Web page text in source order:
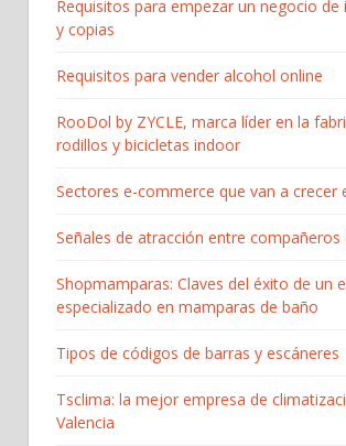
Requisitos para empezar un negocio de
y copias
Requisitos para vender alcohol online
RooDol by ZYCLE, marca líder en la
rodillos y bicicletas indoor
Sectores e-commerce que van a crecer
Señales de atracción entre
Shopmamparas: Claves del éxito de un
especializado en mamparas de baño
Tipos de códigos de barras y escáneres
Tsclima: la mejor empresa de
Valencia